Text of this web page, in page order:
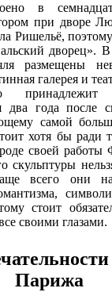
в
при дворе
Ришельё,
дворец».
размещены
галерея и
два года после
самой
хотя бы ради
своей работы
скульптуры
всего они
стоит
своими глазами.
Парижа